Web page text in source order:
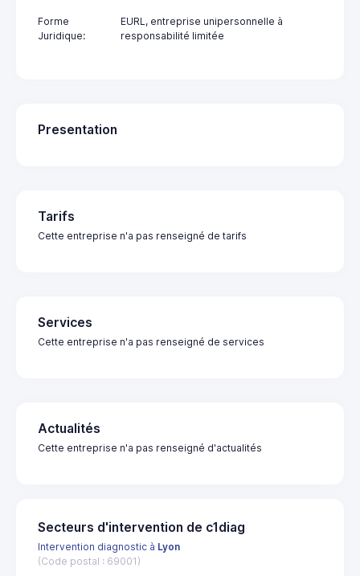
Forme
Juridique:
EURL, entreprise unipersonnelle à
responsabilité limitée
Presentation
Tarifs
Cette entreprise n'a pas renseigné de tarifs
Services
Cette entreprise n'a pas renseigné de services
Actualités
Cette entreprise n'a pas renseigné d'actualités
Secteurs d'intervention de c1diag
Intervention diagnostic à Lyon
(Code postal : 69001)